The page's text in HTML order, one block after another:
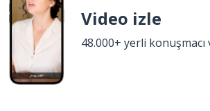
Video izle
48.000+ yerli konuşmacı